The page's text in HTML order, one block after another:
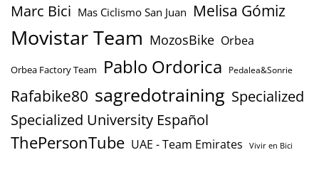
Marc Bici Mas Ciclismo San Juan Melisa Gómiz
Movistar Team MozosBike Orbea
Orbea Factory Team Pablo Ordorica Pedalea&Sonrie
Rafabike80 sagredotraining Specialized
Specialized University Español
ThePersonTube UAE - Team Emirates Vivir en Bici